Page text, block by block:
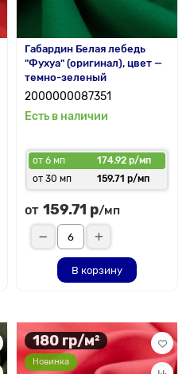
Габардин Белая лебедь
"Фухуа" (оригинал), цвет —
темно-зеленый
2000000087351
Есть в наличии
от 6 мп
174.92 р/мп
от 30 мп
159.71 р/мп
от 159.71 р/мп
В корзину
180 гр/м²
Новинка